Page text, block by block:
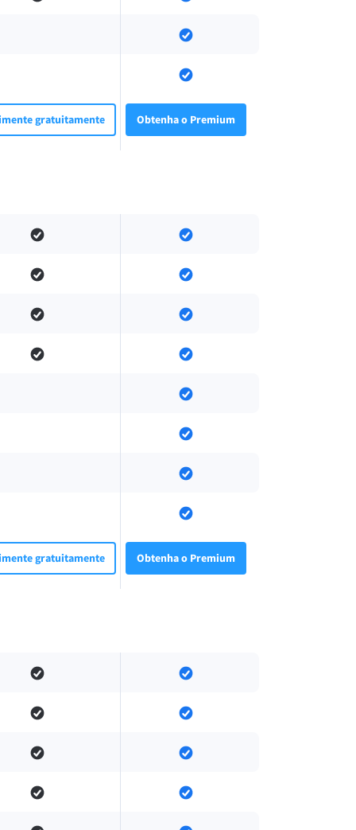
gratuitamente Obtenha o Premium
gratuitamente Obtenha o Premium